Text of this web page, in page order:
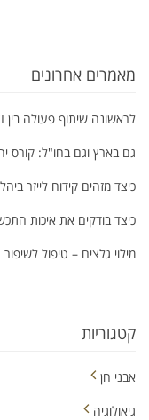
מאמרים אחרונים
לראשונה שיתוף פעולה בין GCI מכונים גמולוגיים לאיגוד התכשיטנים
גם בארץ וגם בחו"ל: קורס
כיצד מזהים קידוח לייזר
כיצד בודקים את איכות
מילוי גלצים – טיפול לשיפור
קטגוריות
אבני חן
גיאולוגיה